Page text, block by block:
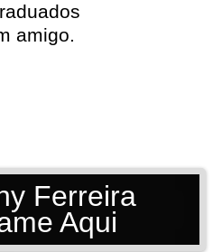
amigo.
Ferreira
Aqui